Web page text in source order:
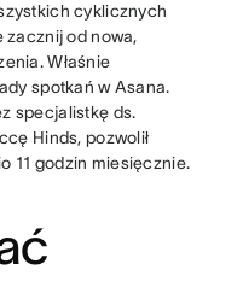
cyklicznych
zacznij od nowa,
Właśnie
spotkań w Asana.
specjalistkę ds.
Hinds, pozwolił
11 godzin miesięcznie.